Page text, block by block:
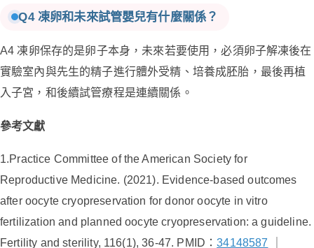
Q4 凍卵和未來試管嬰兒有什麼關係？
A4 凍卵保存的是卵子本身，未來若要使用，必須卵子解凍後在
實驗室內與先生的精子進行體外受精、培養成胚胎，最後再植
入子宮，和後續試管療程是連續關係。
參考文獻
1.Practice Committee of the American Society for
Reproductive Medicine. (2021). Evidence-based outcomes
after oocyte cryopreservation for donor oocyte in vitro
fertilization and planned oocyte cryopreservation: a guideline.
Fertility and sterility, 116(1), 36-47. PMID：34148587